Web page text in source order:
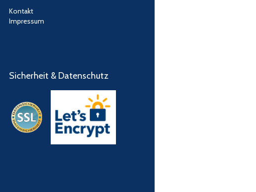
Kontakt
Impressum
Sicherheit & Datenschutz